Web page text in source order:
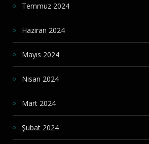
Temmuz 2024
Haziran 2024
Mayıs 2024
Nisan 2024
Mart 2024
Şubat 2024